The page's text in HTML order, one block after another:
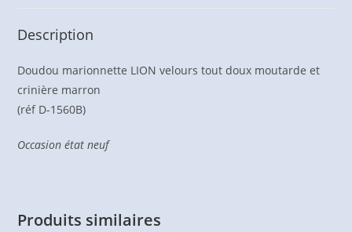
Description
Doudou marionnette LION velours tout doux moutarde et
crinière marron
(réf D-1560B)
Occasion état neuf
Produits similaires